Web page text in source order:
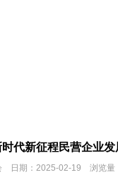
代新征程民营企业发
日期：2025-02-19 浏览量